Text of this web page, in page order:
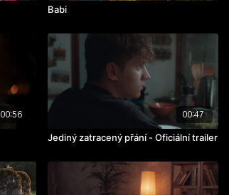
Babi
00:56 00:47
Jediný zatracený přání - Oficiální trailer